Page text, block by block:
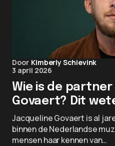
Door Kimberly Schievink
3 april 2026
Wie is de
Govaert? Dit
Jacqueline Govaert is al
binnen de Nederlandse
mensen haar kennen van…